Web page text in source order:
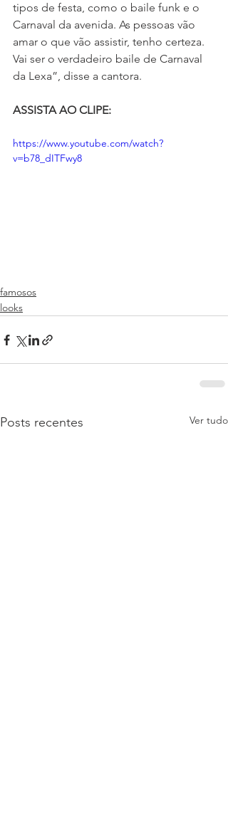
tipos de festa, como o baile funk e o
Carnaval da avenida. As pessoas vão
amar o que vão assistir, tenho certeza.
Vai ser o verdadeiro baile de Carnaval
da Lexa”, disse a cantora.
ASSISTA AO CLIPE:
https://www.youtube.com/watch?
v=b78_dITFwy8
famosos
looks
Posts recentes Ver tudo